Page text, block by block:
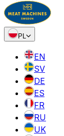
PL
EN
SV
DE
ES
FR
RU
UK